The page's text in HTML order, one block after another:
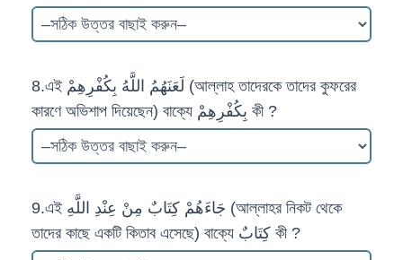
8.এই لَعَنَهُمُ اللَّهُ بِكُفْرِهِمْ (আল্লাহ তাদেরকে তাদের কুফরের
কারণে অভিশাপ দিয়েছেন) বাক্যে بِكُفْرِهِمْ কী ?
9.এই جَاءَهُمْ كِتَابٌ مِنْ عِنْدِ اللَّهِ (আল্লাহর নিকট থেকে
তাদের কাছে একটি কিতাব এসেছে) বাক্যে كِتَابٌ কী ?